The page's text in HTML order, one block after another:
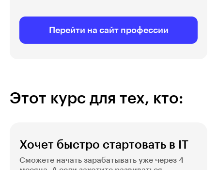
Перейти на сайт профессии
Этот курс для тех, кто:
Хочет быстро стартовать в IT
Сможете начать зарабатывать уже через 4